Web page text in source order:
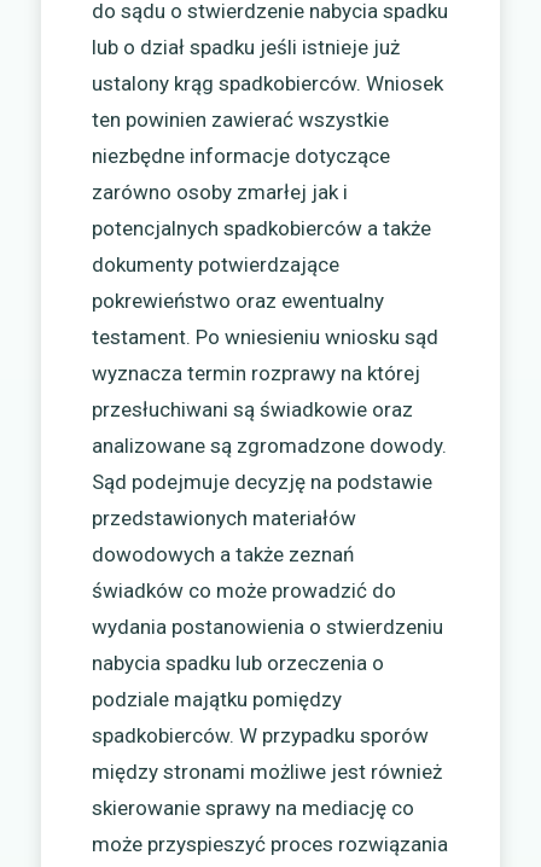
do sądu o stwierdzenie nabycia spadku
lub o dział spadku jeśli istnieje już
ustalony krąg spadkobierców. Wniosek
ten powinien zawierać wszystkie
niezbędne informacje dotyczące
zarówno osoby zmarłej jak i
potencjalnych spadkobierców a także
dokumenty potwierdzające
pokrewieństwo oraz ewentualny
testament. Po wniesieniu wniosku sąd
wyznacza termin rozprawy na której
przesłuchiwani są świadkowie oraz
analizowane są zgromadzone dowody.
Sąd podejmuje decyzję na podstawie
przedstawionych materiałów
dowodowych a także zeznań
świadków co może prowadzić do
wydania postanowienia o stwierdzeniu
nabycia spadku lub orzeczenia o
podziale majątku pomiędzy
spadkobierców. W przypadku sporów
między stronami możliwe jest również
skierowanie sprawy na mediację co
może przyspieszyć proces rozwiązania